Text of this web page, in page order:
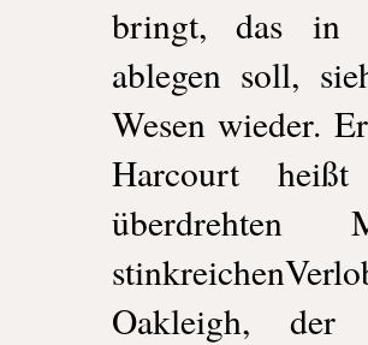
bringt, das in
ablegen soll,
Wesen wieder.
Harcourt
Oakleigh, der